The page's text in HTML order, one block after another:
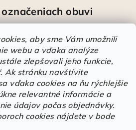
aby sme Vám umožnili
webu a vďaka analýze
zlepšovali jeho funkcie,
Ak stránku navštívite
vďaka cookies na ňu rýchlejšie
relevantné informácie a
údajov počas objednávky.
cookies nájdete v bode
obuvi
Športové pracovné poltopánky PRESTIGE CLASSIC biele
je 5 z 5 hviezdičiek.